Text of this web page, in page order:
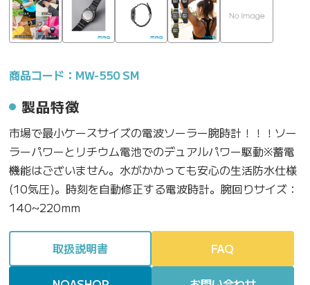
商品コード：MW-550 SM
製品特徴
市場で最小ケースサイズの電波ソーラー腕時計！！！ソー
ラーパワーとリチウム電池でのデュアルパワー駆動※蓄電
機能はございません。水がかかっても安心の生活防水仕様
(10気圧)。時刻を自動修正する電波時計。腕回りサイズ：
140~220mm
取扱説明書 FAQ